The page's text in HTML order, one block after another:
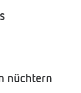
nüchtern